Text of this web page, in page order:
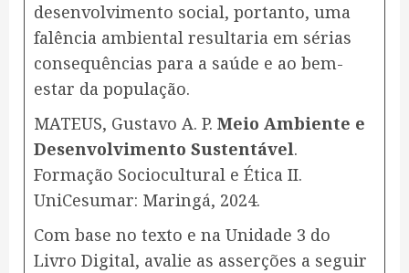
desenvolvimento social, portanto, uma
falência ambiental resultaria em sérias
consequências para a saúde e ao bem-
estar da população.
MATEUS, Gustavo A. P. Meio Ambiente e
Desenvolvimento Sustentável.
Formação Sociocultural e Ética II.
UniCesumar: Maringá, 2024.
Com base no texto e na Unidade 3 do
Livro Digital, avalie as asserções a seguir